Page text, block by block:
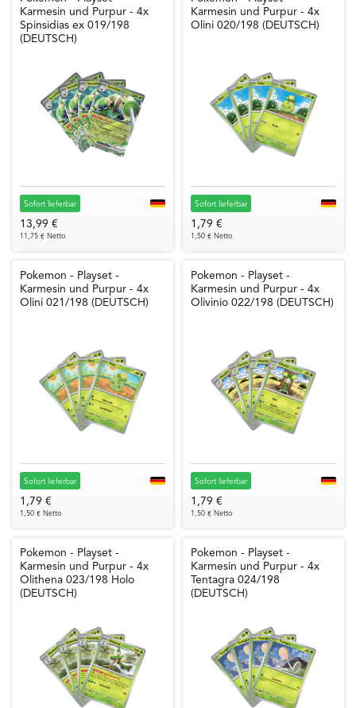
Karmesin und Purpur - 4x
Spinsidias ex 019/198
(DEUTSCH)
Sofort lieferbar
13,99 €
11,75 € Netto
Karmesin und Purpur - 4x
Olini 020/198 (DEUTSCH)
Sofort lieferbar
1,79 €
1,50 € Netto
Pokemon - Playset -
Karmesin und Purpur - 4x
Olini 021/198 (DEUTSCH)
Sofort lieferbar
1,79 €
1,50 € Netto
Pokemon - Playset -
Karmesin und Purpur - 4x
Olivinio 022/198 (DEUTSCH)
Sofort lieferbar
1,79 €
1,50 € Netto
Pokemon - Playset -
Karmesin und Purpur - 4x
Olithena 023/198 Holo
(DEUTSCH)
Pokemon - Playset -
Karmesin und Purpur - 4x
Tentagra 024/198
(DEUTSCH)